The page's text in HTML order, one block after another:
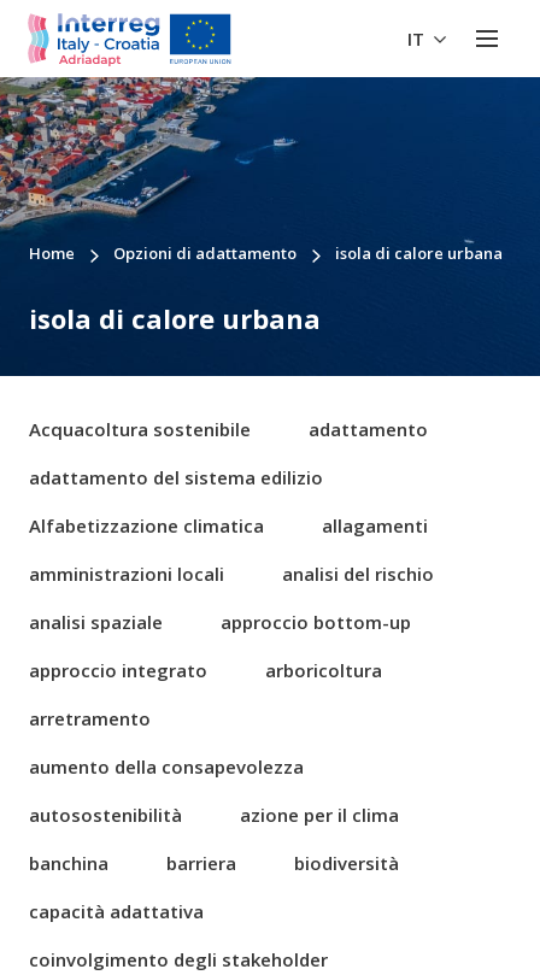
IT
Home Opzioni di adattamento isola di calore urbana
isola di calore urbana
Acquacoltura sostenibile
adattamento
adattamento del sistema edilizio
Alfabetizzazione climatica
allagamenti
amministrazioni locali
analisi del rischio
analisi spaziale
approccio bottom-up
approccio integrato
arboricoltura
arretramento
aumento della consapevolezza
autosostenibilità
azione per il clima
banchina
barriera
biodiversità
capacità adattativa
coinvolgimento degli stakeholder